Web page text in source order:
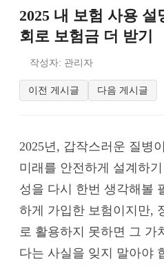
2025 내 보험 사용
회로 보험금 더 받기
작성자: 관리자
이전 게시글 다음 게시글
2025년, 갑작스러운 질병
미래를 안전하게 설계하
성을 다시 한번 생각해볼
하게 가입한 보험이지만,
로 활용하지 못하면 그 가
다는 사실을 잊지 말아야